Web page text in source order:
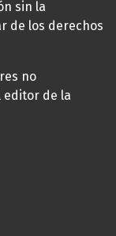
sin la
de los derechos
no
editor de la